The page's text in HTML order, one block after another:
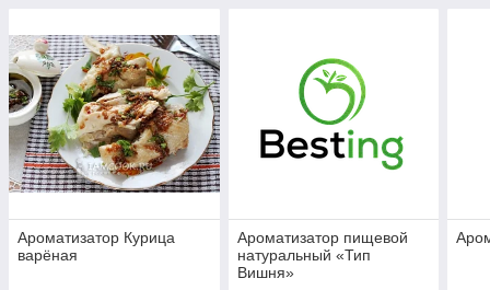
Ароматизатор Курица
варёная
Ароматизатор пищевой
натуральный «Тип
Вишня»